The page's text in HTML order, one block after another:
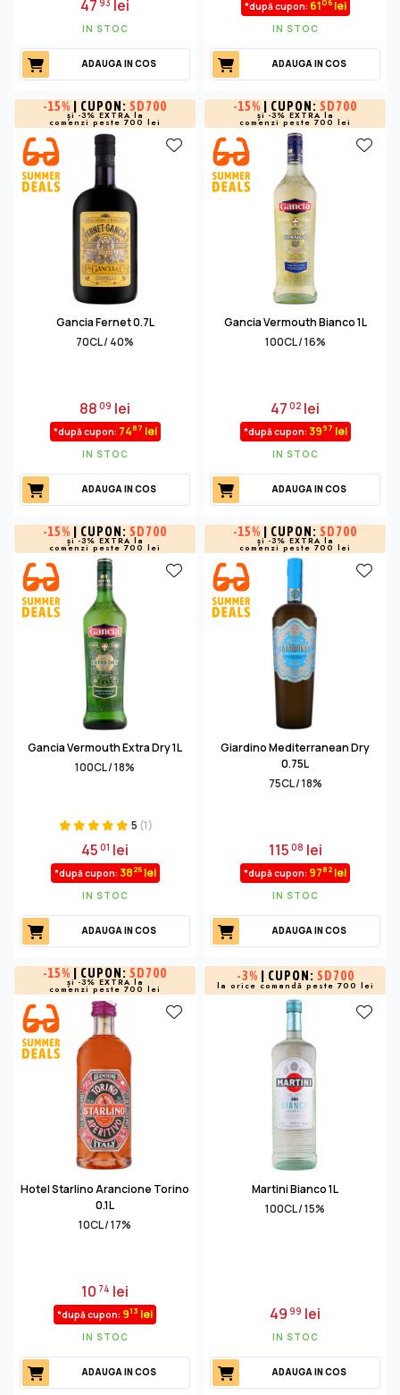
47 lei
IN STOC
ADAUGA IN COS
*după cupon: 61 lei
IN STOC
ADAUGA IN COS
-15% | CUPON: SD700
și -3% EXTRA la
comenzi peste 700 lei
Gancia Fernet 0.7L
70CL / 40%
8809 lei
*după cupon: 7487 lei
IN STOC
ADAUGA IN COS
-15% | CUPON: SD700
și -3% EXTRA la
comenzi peste 700 lei
Gancia Vermouth Bianco 1L
100CL / 16%
4702 lei
*după cupon: 3997 lei
IN STOC
ADAUGA IN COS
-15% | CUPON: SD700
și -3% EXTRA la
comenzi peste 700 lei
Gancia Vermouth Extra Dry 1L
100CL / 18%
5 (1)
4501 lei
*după cupon: 3826lei
IN STOC
ADAUGA IN COS
-15% | CUPON: SD700
și -3% EXTRA la
comenzi peste 700 lei
Giardino Mediterranean Dry
0.75L
75CL / 18%
11508 lei
*după cupon: 9782 lei
IN STOC
ADAUGA IN COS
-15% | CUPON: SD700
și -3% EXTRA la
comenzi peste 700 lei
Hotel Starlino Arancione Torino
0.1L
10CL / 17%
10 74 lei
*după cupon: 913 lei
IN STOC
ADAUGA IN COS
-3% | CUPON: SD700
la orice comandă peste 700 lei
Martini Bianco 1L
100CL / 15%
4999 lei
IN STOC
ADAUGA IN COS